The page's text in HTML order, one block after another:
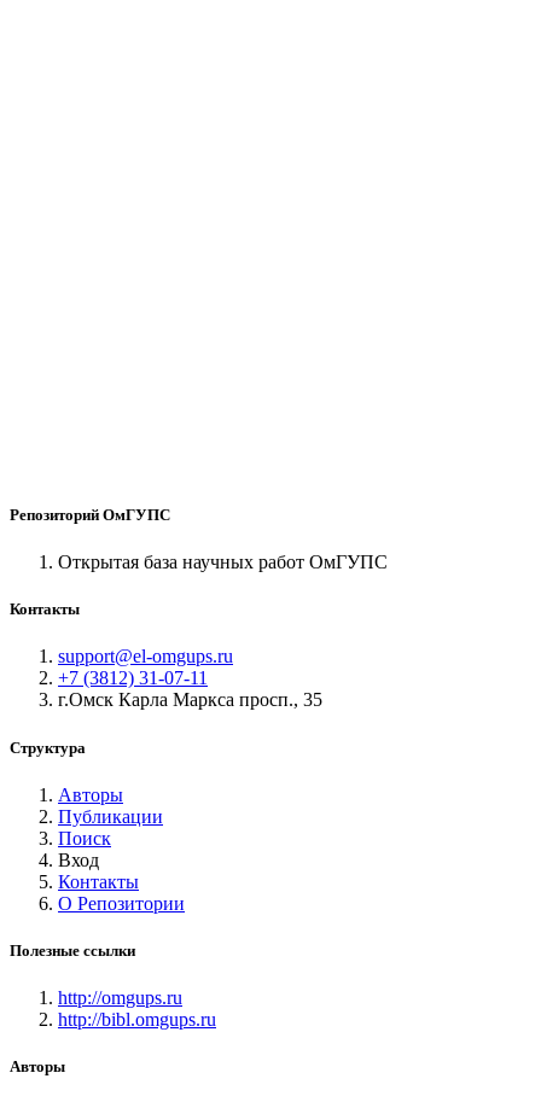
Репозиторий ОмГУПС
Открытая база научных работ ОмГУПС
Контакты
support@el-omgups.ru
+7 (3812) 31-07-11
г.Омск Карла Маркса просп., 35
Структура
Авторы
Публикации
Поиск
Вход
Контакты
О Репозитории
Полезные ссылки
http://omgups.ru
http://bibl.omgups.ru
Авторы